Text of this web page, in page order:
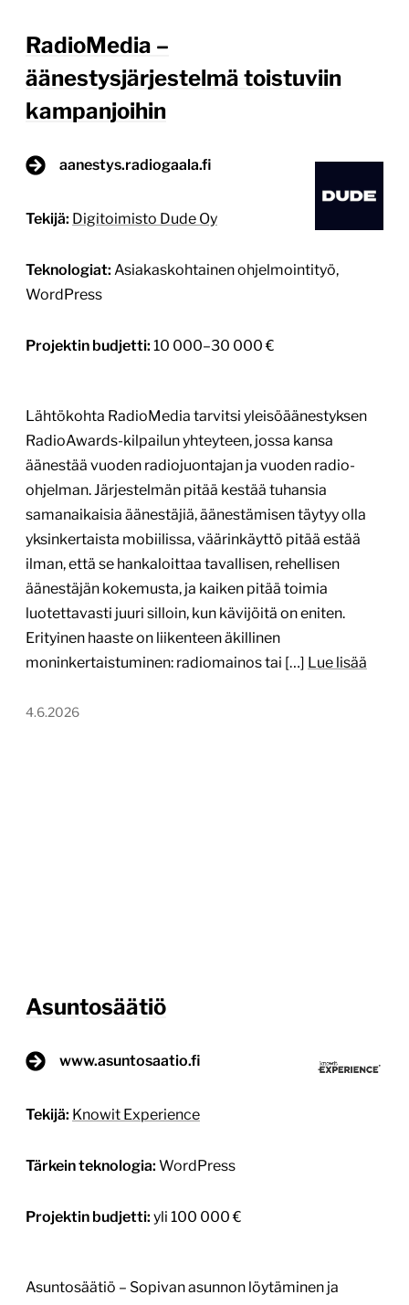
RadioMedia –
äänestysjärjestelmä toistuviin
kampanjoihin
aanestys.radiogaala.fi
Tekijä: Digitoimisto Dude Oy
Teknologiat: Asiakaskohtainen ohjelmointityö,
WordPress
Projektin budjetti: 10 000–30 000 €
Lähtökohta RadioMedia tarvitsi yleisöäänestyksen
RadioAwards-kilpailun yhteyteen, jossa kansa
äänestää vuoden radiojuontajan ja vuoden radio-
ohjelman. Järjestelmän pitää kestää tuhansia
samanaikaisia äänestäjiä, äänestämisen täytyy olla
yksinkertaista mobiilissa, väärinkäyttö pitää estää
ilman, että se hankaloittaa tavallisen, rehellisen
äänestäjän kokemusta, ja kaiken pitää toimia
luotettavasti juuri silloin, kun kävijöitä on eniten.
Erityinen haaste on liikenteen äkillinen
moninkertaistuminen: radiomainos tai […] Lue lisää
4.6.2026
Asuntosäätiö
www.asuntosaatio.fi
Tekijä: Knowit Experience
Tärkein teknologia: WordPress
Projektin budjetti: yli 100 000 €
Asuntosäätiö – Sopivan asunnon löytäminen ja